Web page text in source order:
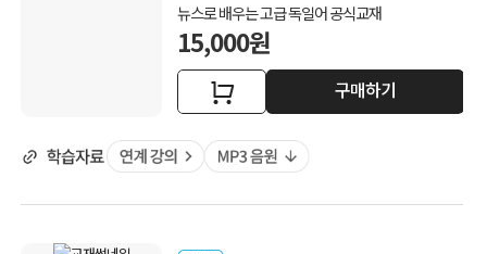
뉴스로 배우는 고급 독일어 공식교재
15,000원
구매하기